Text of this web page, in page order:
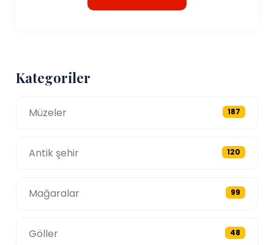
Kategoriler
Müzeler 187
Antik şehir 120
Mağaralar 99
Göller 48